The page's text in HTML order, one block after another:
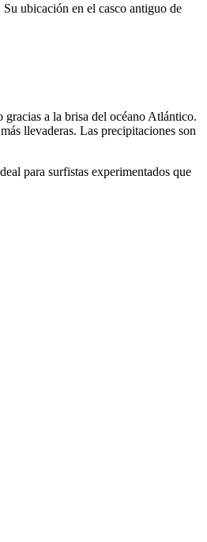
ubicación en el casco antiguo de
gracias a la brisa del océano Atlántico.
llevaderas. Las precipitaciones son
para surfistas experimentados que